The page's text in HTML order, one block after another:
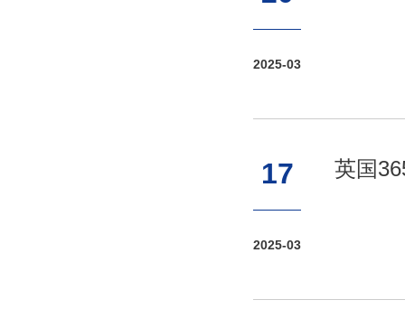
2025-03
17
2025-03
英国